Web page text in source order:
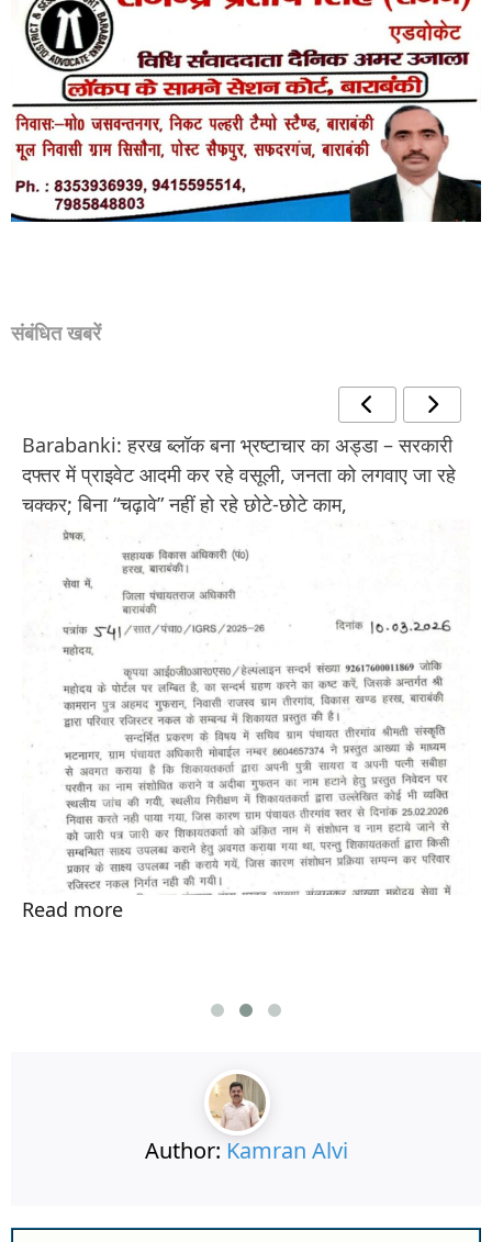
संबंधित खबरें
Barabanki: हरख ब्लॉक बना भ्रष्टाचार का अड्डा – सरकारी
दफ्तर में प्राइवेट आदमी कर रहे वसूली, जनता को लगवाए जा रहे
चक्कर; बिना “चढ़ावे” नहीं हो रहे छोटे-छोटे काम,
Read more
Author: Kamran Alvi